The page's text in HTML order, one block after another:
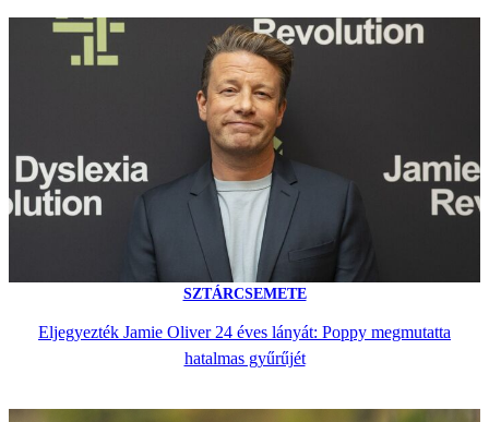
SZTÁRCSEMETE
Eljegyezték Jamie Oliver 24 éves lányát: Poppy megmutatta
hatalmas gyűrűjét